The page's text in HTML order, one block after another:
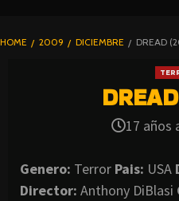
BLOGHORROR
HOME 2009 DICIEMBRE DREAD
17 años
Genero: Terror Pais: USA
Director: Anthony DiBlasi